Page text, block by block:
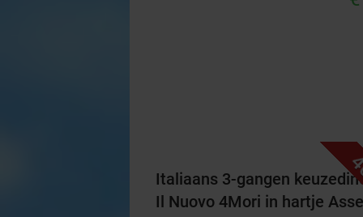
Italiaans 3-gangen
Il Nuovo 4Mori in hartje